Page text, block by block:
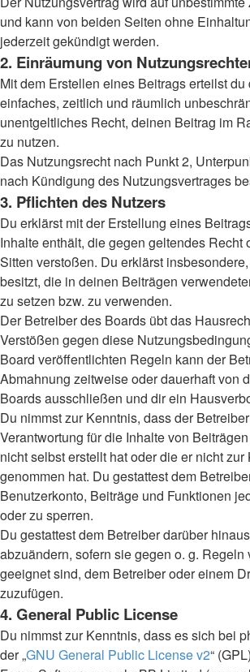
und kann von beiden Seiten ohne
jederzeit gekündigt werden.
2. Einräumung von
Mit dem Erstellen eines Beitrags erteilst
einfaches, zeitlich und räumlich
unentgeltliches Recht, deinen Beitrag im
zu nutzen.
Das Nutzungsrecht nach Punkt 2,
nach Kündigung des Nutzungsvertrages
3. Pflichten des Nutzers
Du erklärst mit der Erstellung eines
Inhalte enthält, die gegen geltendes Recht
Sitten verstoßen. Du erklärst
besitzt, die in deinen Beiträgen
zu setzen bzw. zu verwenden.
Der Betreiber des Boards übt das
Verstößen gegen diese
Board veröffentlichten Regeln kann der
Abmahnung zeitweise oder dauerhaft von
Boards ausschließen und dir ein
Du nimmst zur Kenntnis, dass der
Verantwortung für die Inhalte von
nicht selbst erstellt hat oder die er nicht zur
genommen hat. Du gestattest dem
Benutzerkonto, Beiträge und Funktionen
oder zu sperren.
Du gestattest dem Betreiber darüber
abzuändern, sofern sie gegen o. g. Regeln
geeignet sind, dem Betreiber oder einem
zuzufügen.
4. General Public License
Du nimmst zur Kenntnis, dass es sich bei
der „GNU General Public License v2“